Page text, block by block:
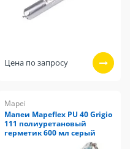
Цена по запросу
Mapei
Мапеи Mapeflex PU 40 Grigio
111 полиуретановый
герметик 600 мл серый